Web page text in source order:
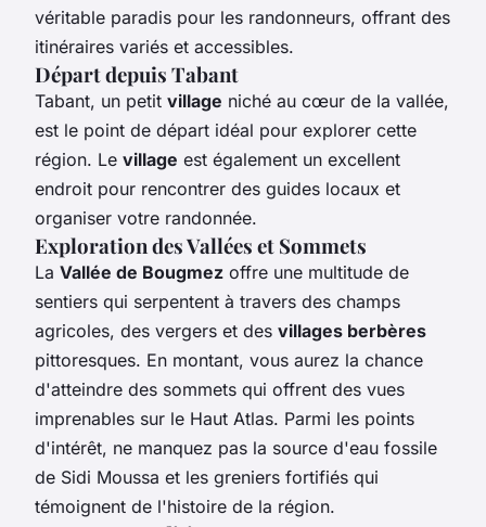
véritable paradis pour les randonneurs, offrant des
itinéraires variés et accessibles.
Départ depuis Tabant
Tabant, un petit village niché au cœur de la vallée,
est le point de départ idéal pour explorer cette
région. Le village est également un excellent
endroit pour rencontrer des guides locaux et
organiser votre randonnée.
Exploration des Vallées et Sommets
La Vallée de Bougmez offre une multitude de
sentiers qui serpentent à travers des champs
agricoles, des vergers et des villages berbères
pittoresques. En montant, vous aurez la chance
d'atteindre des sommets qui offrent des vues
imprenables sur le Haut Atlas. Parmi les points
d'intérêt, ne manquez pas la source d'eau fossile
de Sidi Moussa et les greniers fortifiés qui
témoignent de l'histoire de la région.